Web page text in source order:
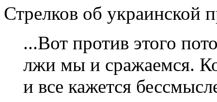
Стрелков об украинской
...Вот против этого
лжи мы и сражаемся.
и все кажется